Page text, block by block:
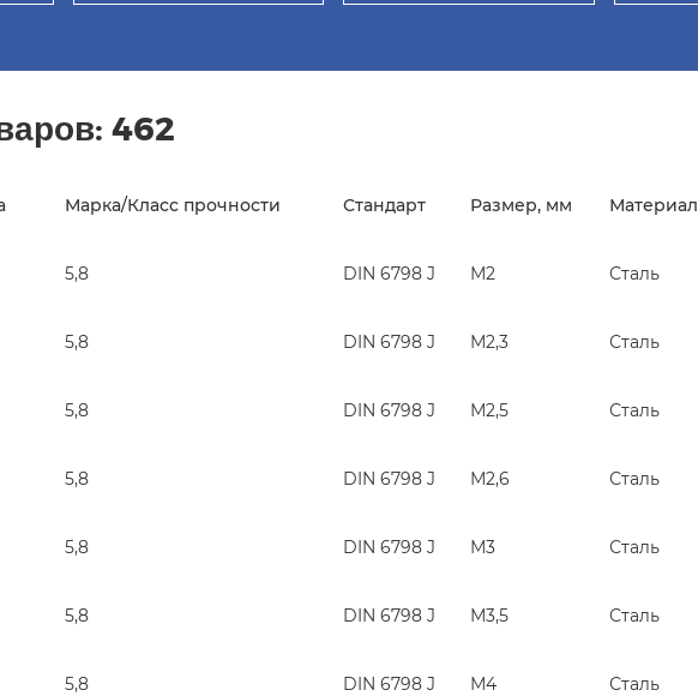
462
Марка/Класс прочности Стандарт Размер, мм Материал
5,8 DIN 6798 J М2 Сталь
5,8 DIN 6798 J М2,3 Сталь
5,8 DIN 6798 J М2,5 Сталь
5,8 DIN 6798 J М2,6 Сталь
5,8 DIN 6798 J М3 Сталь
5,8 DIN 6798 J М3,5 Сталь
5,8 DIN 6798 J М4 Сталь